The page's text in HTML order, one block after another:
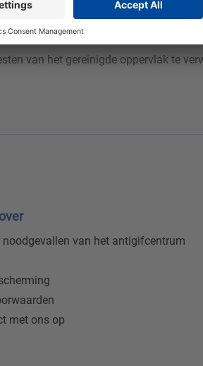
op roestvrij staal (1.4301,
van het gereinigde oppervlak te
van het antigifcentrum
met ons op